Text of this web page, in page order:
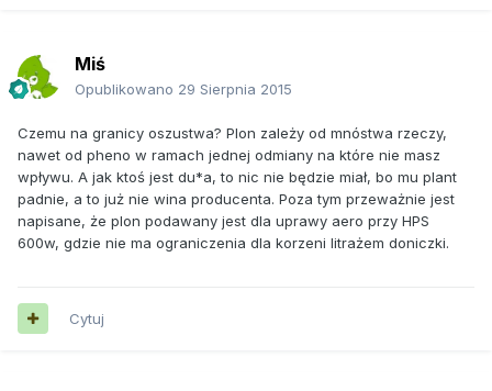
Miś
Opublikowano 29 Sierpnia 2015
Czemu na granicy oszustwa? Plon zależy od mnóstwa rzeczy,
nawet od pheno w ramach jednej odmiany na które nie masz
wpływu. A jak ktoś jest du*a, to nic nie będzie miał, bo mu plant
padnie, a to już nie wina producenta. Poza tym przeważnie jest
napisane, że plon podawany jest dla uprawy aero przy HPS
600w, gdzie nie ma ograniczenia dla korzeni litrażem doniczki.
Cytuj